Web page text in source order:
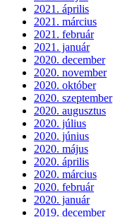
2021. április
2021. március
2021. február
2021. január
2020. december
2020. november
2020. október
2020. szeptember
2020. augusztus
2020. július
2020. június
2020. május
2020. április
2020. március
2020. február
2020. január
2019. december